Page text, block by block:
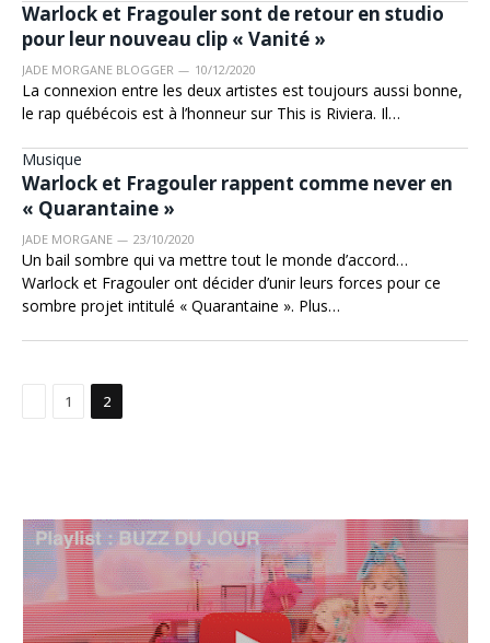
Warlock et Fragouler sont de retour en studio
pour leur nouveau clip « Vanité »
JADE MORGANE BLOGGER 10/12/2020
La connexion entre les deux artistes est toujours aussi bonne,
le rap québécois est à l’honneur sur This is Riviera. Il…
Musique
Warlock et Fragouler rappent comme never en
« Quarantaine »
JADE MORGANE 23/10/2020
Un bail sombre qui va mettre tout le monde d’accord…
Warlock et Fragouler ont décider d’unir leurs forces pour ce
sombre projet intitulé « Quarantaine ». Plus…
Précédent
1 2